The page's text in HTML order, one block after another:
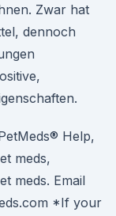
Zwar hat
dennoch
Help,
meds,
meds. Email
*If your